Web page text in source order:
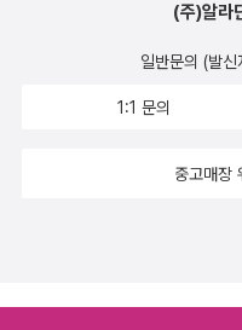
아이리스 머독 《The Bell》
머리》 (한국외국어대학교출판부
(창비, 2019)* 도리스 레싱
유는 그녀의 번역작이 거의 <
몇 작품 더 있을텐데 <교수>
하면 단권화 시킨다는 점이
로 펴놓고 한 번 비교해봐야겠
(주)알라
일반문의 (발신
1:1 문의
중고매장